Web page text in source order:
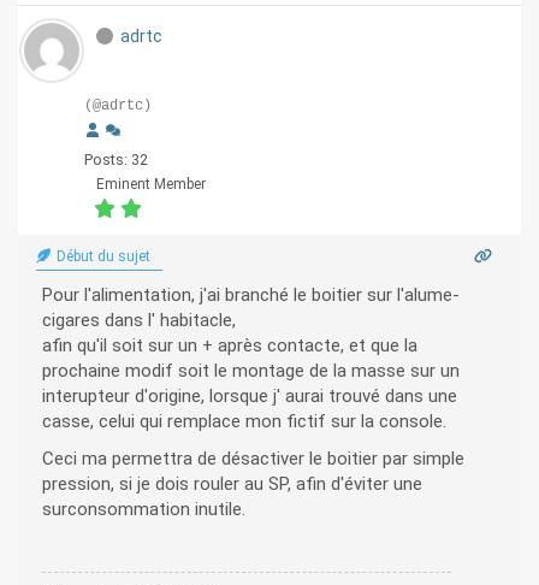
adrtc
(@adrtc)
Posts: 32
Eminent Member
Début du sujet
Pour l'alimentation, j'ai branché le boitier sur l'alume-
cigares dans l' habitacle,
afin qu'il soit sur un + après contacte, et que la
prochaine modif soit le montage de la masse sur un
interupteur d'origine, lorsque j' aurai trouvé dans une
casse, celui qui remplace mon fictif sur la console.
Ceci ma permettra de désactiver le boitier par simple
pression, si je dois rouler au SP, afin d'éviter une
surconsommation inutile.